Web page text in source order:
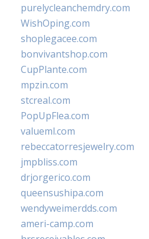
purelycleanchemdry.com
WishOping.com
shoplegacee.com
bonvivantshop.com
CupPlante.com
mpzin.com
stcreal.com
PopUpFlea.com
valueml.com
rebeccatorresjewelry.com
jmpbliss.com
drjorgerico.com
queensushipa.com
wendyweimerdds.com
ameri-camp.com